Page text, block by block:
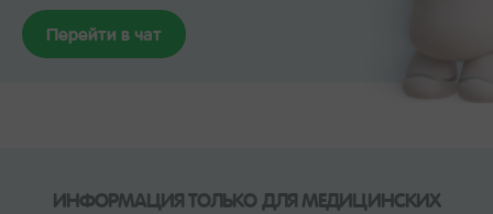
Перейти в чат
ИНФОРМАЦИЯ ТОЛЬКО ДЛЯ МЕДИЦИНСКИХ